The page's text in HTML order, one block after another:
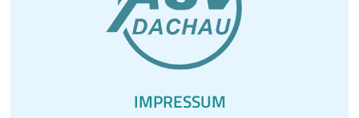
IMPRESSUM